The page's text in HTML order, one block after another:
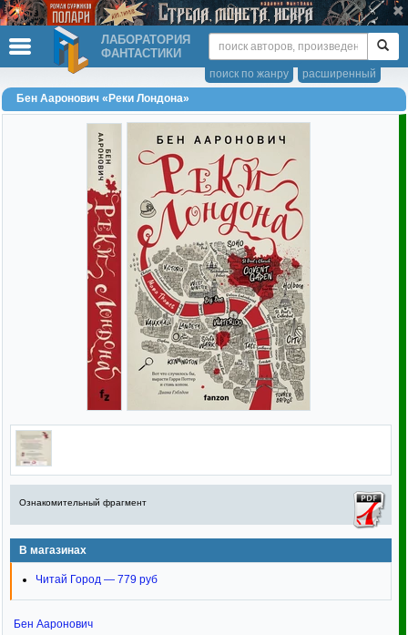
ЛАБОРАТОРИЯ
ФАНТАСТИКИ
расширенный
поиск по жанру
Бен Ааронович «Реки Лондона»
Ознакомительный фрагмент
В магазинах
Читай Город — 779 руб
Бен Ааронович